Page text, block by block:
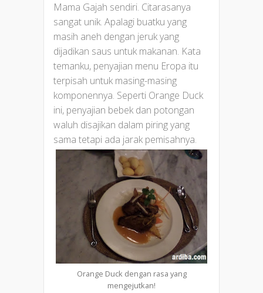
Mama Gajah sendiri. Citarasanya
sangat unik. Apalagi buatku yang
masih aneh dengan jeruk yang
dijadikan saus untuk makanan. Kata
temanku, penyajian menu Eropa itu
terpisah untuk masing-masing
komponennya. Seperti Orange Duck
ini, penyajian bebek dan potongan
waluh disajikan dalam piring yang
sama tetapi ada jarak pemisahnya.
Orange Duck dengan rasa yang
mengejutkan!